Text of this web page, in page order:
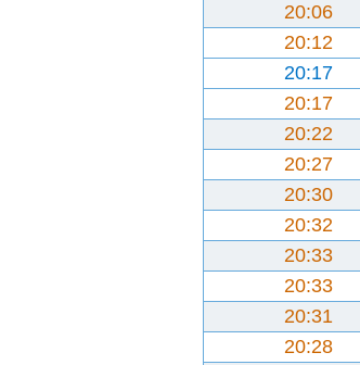
20:06
20:12
20:17
20:17
20:22
20:27
20:30
20:32
20:33
20:33
20:31
20:28